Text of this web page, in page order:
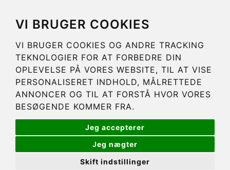
VI BRUGER COOKIES
VI BRUGER COOKIES OG ANDRE TRACKING
TEKNOLOGIER FOR AT FORBEDRE DIN
OPLEVELSE PÅ VORES WEBSITE, TIL AT VISE
PERSONALISERET INDHOLD, MÅLRETTEDE
ANNONCER OG TIL AT FORSTÅ HVOR VORES
BESØGENDE KOMMER FRA.
Jeg accepterer
Jeg nægter
Skift indstillinger